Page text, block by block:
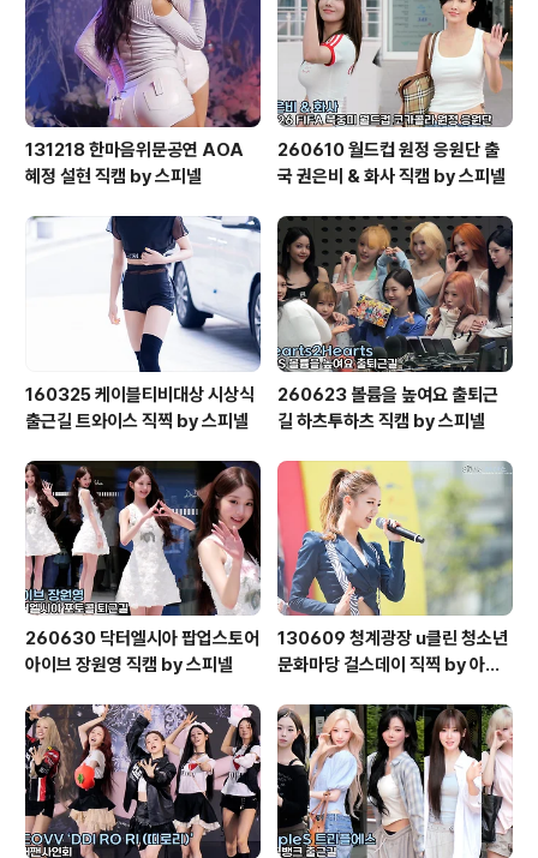
131218 한마음위문공연 AOA
혜정 설현 직캠 by 스피넬
260610 월드컵 원정 응원단 출
국 권은비 & 화사 직캠 by 스피넬
160325 케이블티비대상 시상식
출근길 트와이스 직찍 by 스피넬
260623 볼륨을 높여요 출퇴근
길 하츠투하츠 직캠 by 스피넬
260630 닥터엘시아 팝업스토어
아이브 장원영 직캠 by 스피넬
130609 청계광장 u클린 청소년
문화마당 걸스데이 직찍 by 아데